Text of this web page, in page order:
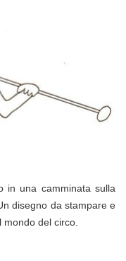
in una camminata sulla
disegno da stampare e
del circo.